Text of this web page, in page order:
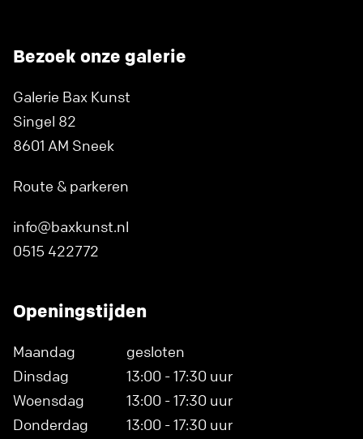
Bezoek onze galerie
Galerie Bax Kunst
Singel 82
8601 AM Sneek
Route & parkeren
info@baxkunst.nl
0515 422772
Openingstijden
Maandag
gesloten
Dinsdag
13:00 - 17:30 uur
Woensdag
13:00 - 17:30 uur
Donderdag
13:00 - 17:30 uur